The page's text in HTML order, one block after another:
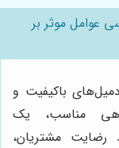
عوامل موثر بر
باکیفیت و
مناسب، یک
رضایت مشتریان،